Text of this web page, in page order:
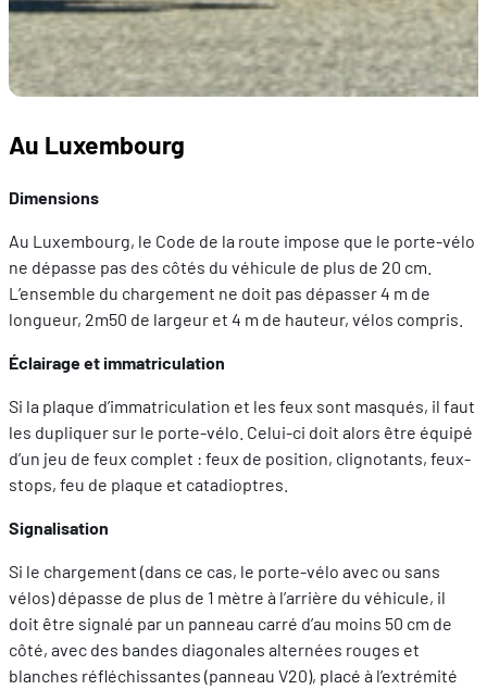
Au Luxembourg
Dimensions
Au Luxembourg, le Code de la route impose que le porte-vélo
ne dépasse pas des côtés du véhicule de plus de 20 cm.
L’ensemble du chargement ne doit pas dépasser 4 m de
longueur, 2m50 de largeur et 4 m de hauteur, vélos compris.
Éclairage et immatriculation
Si la plaque d’immatriculation et les feux sont masqués, il faut
les dupliquer sur le porte-vélo. Celui-ci doit alors être équipé
d’un jeu de feux complet : feux de position, clignotants, feux-
stops, feu de plaque et catadioptres.
Signalisation
Si le chargement (dans ce cas, le porte-vélo avec ou sans
vélos) dépasse de plus de 1 mètre à l’arrière du véhicule, il
doit être signalé par un panneau carré d’au moins 50 cm de
côté, avec des bandes diagonales alternées rouges et
blanches réfléchissantes (panneau V20), placé à l’extrémité